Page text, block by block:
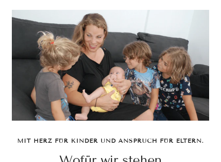
MIT HERZ FÜR KINDER UND ANSPRUCH FÜR ELTERN.